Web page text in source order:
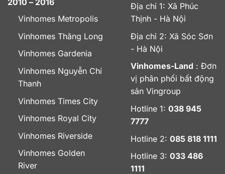
2010 – 2016
Vinhomes Metropolis
Vinhomes Thăng Long
Vinhomes Gardenia
Vinhomes Nguyễn Chí
Thanh
Vinhomes Times City
Vinhomes Royal City
Vinhomes Riverside
Vinhomes Golden
River
Địa chỉ 1: Xã Phúc
Thịnh - Hà Nội
Địa chỉ 2: Xã Sóc Sơn
- Hà Nội
Vinhomes-Land : Đơn
vị phân phối bất động
sản Vingroup
Hotline 1: 038 945
7777
Hotline 2: 085 818 1111
Hotline 3: 033 486
1111